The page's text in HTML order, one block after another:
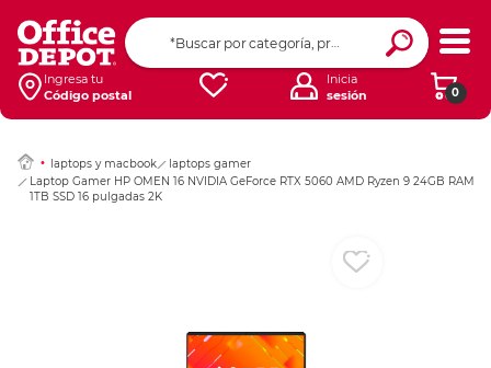
Ingresa tu
Código postal
0
Inicia
sesión
laptops y macbook
laptops gamer
Laptop Gamer HP OMEN 16 NVIDIA GeForce RTX 5060 AMD Ryzen 9 24GB RAM
1TB SSD 16 pulgadas 2K
Ingresar Codigo